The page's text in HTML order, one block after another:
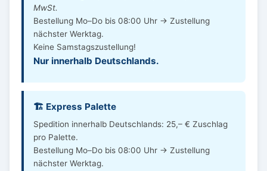
MwSt.
Bestellung Mo–Do bis 08:00 Uhr → Zustellung
nächster Werktag.
Keine Samstagszustellung!
Nur innerhalb Deutschlands.
🏗️ Express Palette
Spedition innerhalb Deutschlands: 25,– € Zuschlag
pro Palette.
Bestellung Mo–Do bis 08:00 Uhr → Zustellung
nächster Werktag.